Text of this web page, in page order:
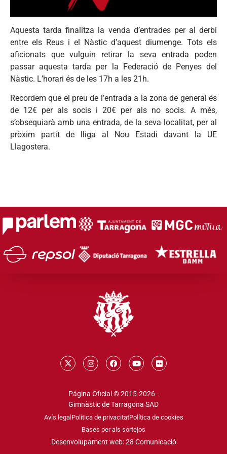
Aquesta tarda finalitza la venda d’entrades per al derbi
entre els Reus i el Nàstic d’aquest diumenge. Tots els
aficionats que vulguin retirar la seva entrada poden
passar aquesta tarda per la Federació de Penyes del
Nàstic. L’horari és de les 17h a les 21h.
Recordem que el preu de l’entrada a la zona de general és
de 12€ per als socis i 20€ per als no socis. A més,
s’obsequiarà amb una entrada, de la seva localitat, per al
pròxim partit de lliga al Nou Estadi davant la UE
Llagostera.
Página Oficial © 2015-2026 -
Gimnàstic de Tarragona SAD
Avís legal Política de privacitatPolítica de cookies
Bases per als sortejos
Desenvolupament web: 28 Comunicació